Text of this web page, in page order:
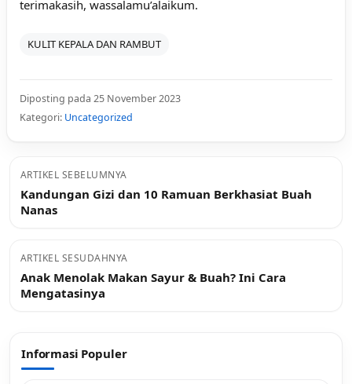
terimakasih, wassalamu’alaikum.
KULIT KEPALA DAN RAMBUT
Diposting pada 25 November 2023
Kategori: Uncategorized
ARTIKEL SEBELUMNYA
Kandungan Gizi dan 10 Ramuan Berkhasiat Buah
Nanas
ARTIKEL SESUDAHNYA
Anak Menolak Makan Sayur & Buah? Ini Cara
Mengatasinya
Informasi Populer